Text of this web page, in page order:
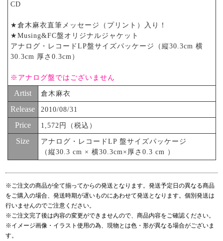
CD
★倉木麻衣直筆メッセージ（プリント）入り！
★Musing&FC盤オリジナルジャケット
アナログ・レコードLP盤サイズパッケージ（縦30.3cm 横
30.3cm 厚さ0.3cm）
※アナログ盤ではございません
Artist 倉木麻衣
Release 2010/08/31
Price 1,572円（税込）
Size
アナログ・レコードLP 盤サイズパッケージ
（縦30.3 cm × 横30.3cm×厚さ0.3 cm ）
※ご注文の商品が全て揃ってからの発送となります。発送予定日の異なる商品
をご購入の場合、発送時期が遅いものにあわせて発送となります。個別発送は
行いませんのでご注意ください。
※ご注文完了後は内容の変更ができませんので、商品内容をご確認ください。
※イメージ画像・イラスト使用の為、現物とは色・形が異なる場合がございま
す。